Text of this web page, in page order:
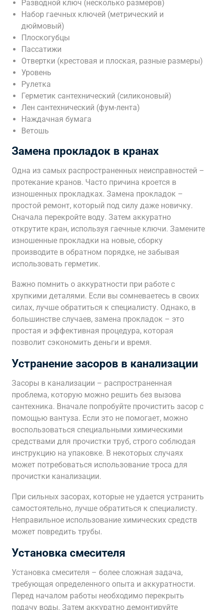
Разводной ключ (несколько размеров)
Набор гаечных ключей (метрический и
дюймовый)
Плоскогубцы
Пассатижи
Отвертки (крестовая и плоская, разные размеры)
Уровень
Рулетка
Герметик сантехнический (силиконовый)
Лен сантехнический (фум-лента)
Наждачная бумага
Ветошь
Замена прокладок в кранах
Одна из самых распространенных неисправностей –
протекание кранов. Часто причина кроется в
изношенных прокладках. Замена прокладок –
простой ремонт, который под силу даже новичку.
Сначала перекройте воду. Затем аккуратно
открутите кран, используя гаечные ключи. Замените
изношенные прокладки на новые, сборку
производите в обратном порядке, не забывая
использовать герметик.
Важно помнить о аккуратности при работе с
хрупкими деталями. Если вы сомневаетесь в своих
силах, лучше обратиться к специалисту. Однако, в
большинстве случаев, замена прокладок – это
простая и эффективная процедура, которая
позволит сэкономить деньги и время.
Устранение засоров в канализации
Засоры в канализации – распространенная
проблема, которую можно решить без вызова
сантехника. Вначале попробуйте прочистить засор с
помощью вантуза. Если это не помогает, можно
воспользоваться специальными химическими
средствами для прочистки труб, строго соблюдая
инструкцию на упаковке. В некоторых случаях
может потребоваться использование троса для
прочистки канализации.
При сильных засорах, которые не удается устранить
самостоятельно, лучше обратиться к специалисту.
Неправильное использование химических средств
может повредить трубы.
Установка смесителя
Установка смесителя – более сложная задача,
требующая определенного опыта и аккуратности.
Перед началом работы необходимо перекрыть
подачу воды. Затем аккуратно демонтируйте